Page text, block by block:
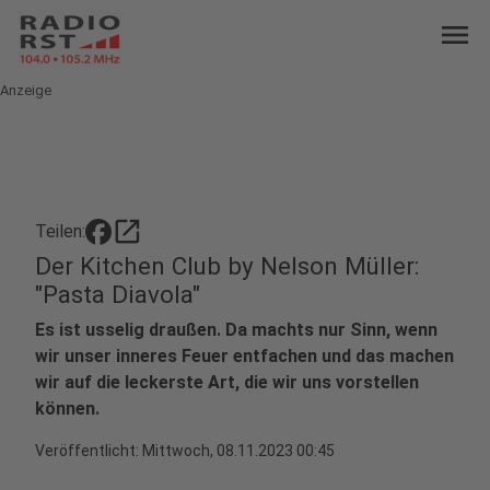
menu
Anzeige
Teilen: open_in_new
Der Kitchen Club by Nelson Müller:
"Pasta Diavola"
Es ist usselig draußen. Da machts nur Sinn, wenn
wir unser inneres Feuer entfachen und das machen
wir auf die leckerste Art, die wir uns vorstellen
können.
Veröffentlicht: Mittwoch, 08.11.2023 00:45